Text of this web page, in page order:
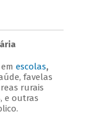
escolas,
favelas
rurais
e outras